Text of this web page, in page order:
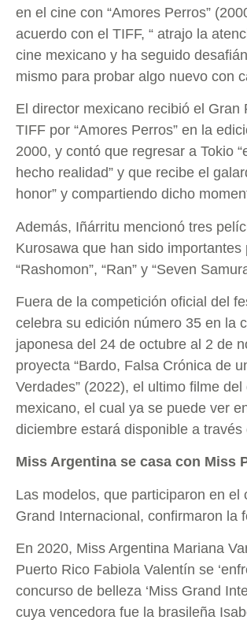
en el cine con “Amores Perros”
acuerdo con el TIFF, “ atrajo la
cine mexicano y ha seguido
mismo para probar algo nuevo con
El director mexicano recibió el Gran
TIFF por “Amores Perros” en la
2000, y contó que regresar a Tokio
hecho realidad” y que recibe el
honor” y compartiendo dicho
Además, Iñárritu mencionó tres
Kurosawa que han sido importantes
“Rashomon”, “Ran” y “Seven
Fuera de la competición oficial del
celebra su edición número 35 en la
japonesa del 24 de octubre al 2 de
proyecta “Bardo, Falsa Crónica de
Verdades” (2022), el ultimo filme del
mexicano, el cual ya se puede ver
diciembre estará disponible a través
Miss Argentina se casa con Miss
Las modelos, que participaron en el
Grand Internacional, confirmaron la
En 2020, Miss Argentina Mariana
Puerto Rico Fabiola Valentín se
concurso de belleza ‘Miss Grand
cuya vencedora fue la brasileña